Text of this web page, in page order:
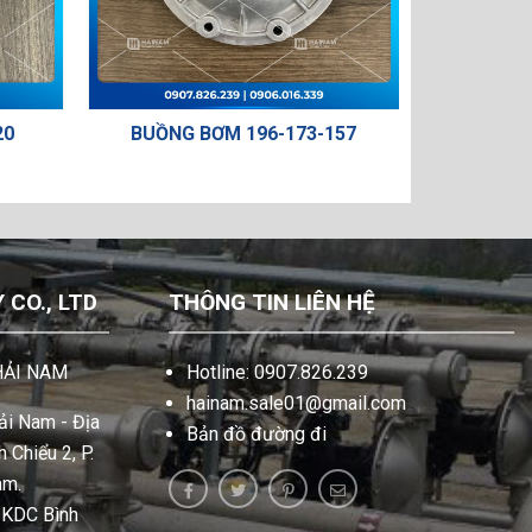
BUỒNG BƠM 196-173-157
CO., LTD
NAM
Nam - Địa
Chiểu 2, P.
Bình
THÔNG TIN LIÊN HỆ
Hotline: 0907.826.239
hainam.sale01@gmail.com
Bản đồ đường đi